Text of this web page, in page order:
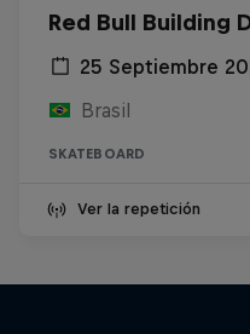
Red Bull Building
25 Septiembre
Brasil
SKATEBOARD
Ver la repetición